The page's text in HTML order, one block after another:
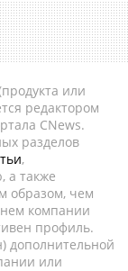
или
редактором
CNews.
разделов
,
а также
образом, чем
компании
профиль.
дополнительной
или